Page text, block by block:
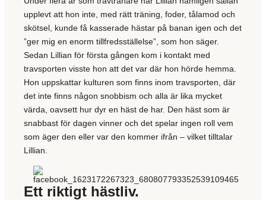
upplevt att hon inte, med rätt träning, foder, tålamod och
skötsel, kunde få kasserade hästar på banan igen och det
”ger mig en enorm tillfredsställelse”, som hon säger.
Sedan Lillian för första gången kom i kontakt med
travsporten visste hon att det var där hon hörde hemma.
Hon uppskattar kulturen som finns inom travsporten, där
det inte finns någon snobbism och alla är lika mycket
värda, oavsett hur dyr en häst de har. Den häst som är
snabbast för dagen vinner och det spelar ingen roll vem
som äger den eller var den kommer ifrån – vilket tilltalar
Lillian.
Ett riktigt hästliv.